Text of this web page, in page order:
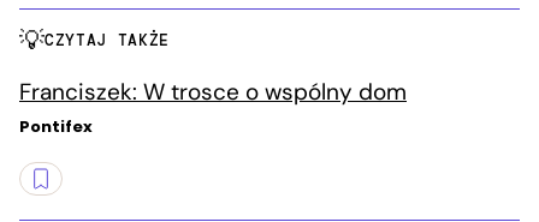
CZYTAJ TAKŻE
Franciszek: W trosce o wspólny dom
Pontifex